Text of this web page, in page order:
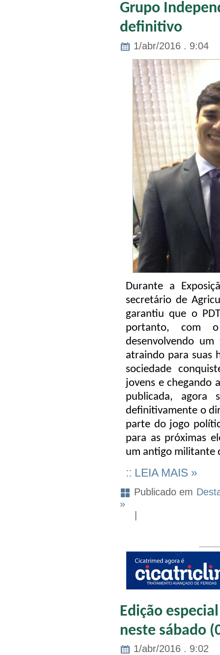
Grupo
definitivo
1/abr/2016 . 9:04
Durante a
secretário de
garantiu que o
portanto, com
desenvolvendo
atraindo para suas
sociedade
jovens e chegando
publicada, agora
definitivamente o
parte do jogo
para as próximas
um antigo militante
:: LEIA MAIS »
Publicado em
»
|
Edição
neste sábado
1/abr/2016 . 9:02